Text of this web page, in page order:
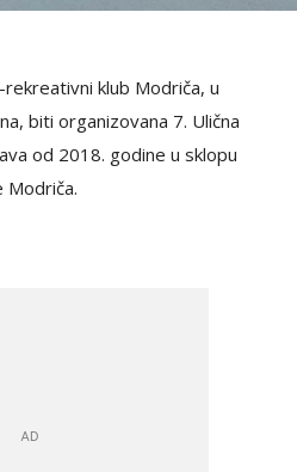
klub Modriča, u
biti organizovana 7. Ulična
od 2018. godine u sklopu
Modriča.